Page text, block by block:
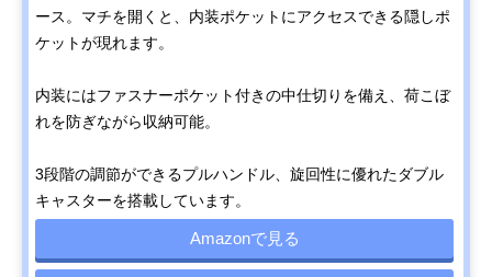
ース。マチを開くと、内装ポケットにアクセスできる隠しポ
ケットが現れます。
内装にはファスナーポケット付きの中仕切りを備え、荷こぼ
れを防ぎながら収納可能。
3段階の調節ができるプルハンドル、旋回性に優れたダブル
キャスターを搭載しています。
Amazonで見る